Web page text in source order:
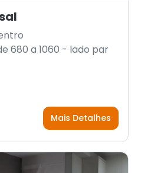
680 a 1060 - lado par
Mais Detalhes